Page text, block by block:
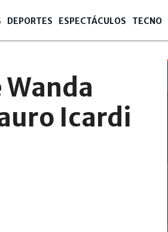
DEPORTES ESPECTÁCULOS TECNO
Icardi